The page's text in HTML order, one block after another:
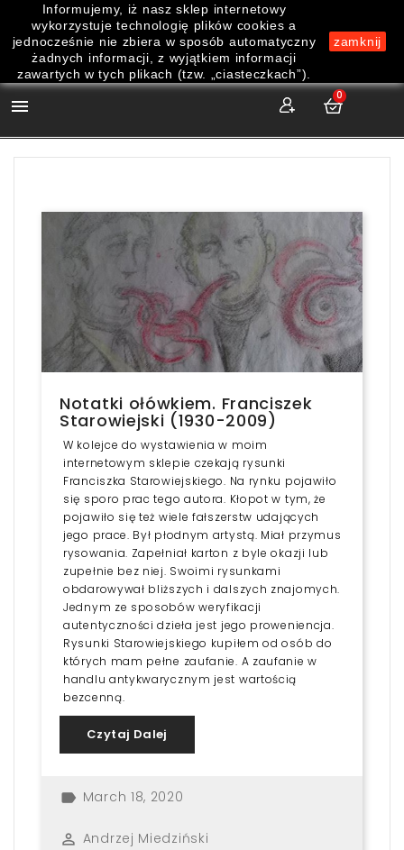

0
Notatki ołówkiem. Franciszek
Starowiejski (1930-2009)
W kolejce do wystawienia w moim
internetowym sklepie czekają rysunki
Franciszka Starowiejskiego. Na rynku pojawiło
się sporo prac tego autora. Kłopot w tym, że
pojawiło się też wiele fałszerstw udających
jego prace. Był płodnym artystą. Miał przymus
rysowania. Zapełniał karton z byle okazji lub
zupełnie bez niej. Swoimi rysunkami
obdarowywał bliższych i dalszych znajomych.
Jednym ze sposobów weryfikacji
autentyczności dzieła jest jego proweniencja.
Rysunki Starowiejskiego kupiłem od osób do
których mam pełne zaufanie. A zaufanie w
handlu antykwarycznym jest wartością
bezcenną.
Czytaj Dalej
label March 18, 2020
perm_identity Andrzej Miedziński
Informujemy, iż nasz sklep internetowy
wykorzystuje technologię plików cookies a
jednocześnie nie zbiera w sposób automatyczny
żadnych informacji, z wyjątkiem informacji
zawartych w tych plikach (tzw. „ciasteczkach”).
zamknij